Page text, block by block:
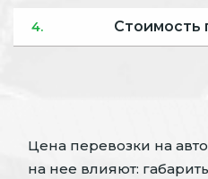
4. Стоимость
Цена перевозки на
на нее влияют: